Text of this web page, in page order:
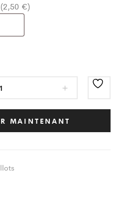
€)
MAINTENANT